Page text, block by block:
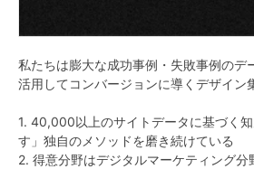
私たちは膨大な成功事例・失敗事例のデ
活用してコンバージョンに導くデザイン
1. 40,000以上のサイトデータに基づく
す」独自のメソッドを磨き続けている
2. 得意分野はデジタルマーケティング